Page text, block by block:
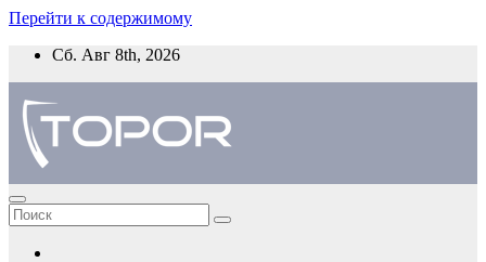
Перейти к содержимому
Сб. Авг 8th, 2026